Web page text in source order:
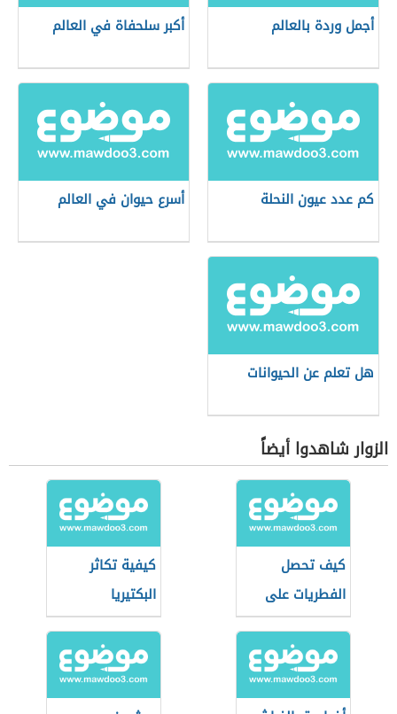
أجمل وردة بالعالم أكبر سلحفاة في العالم
كم عدد عيون النحلة أسرع حيوان في العالم
هل تعلم عن الحيوانات
الزوار شاهدوا أيضاً
كيف تحصل
الفطريات على
غذائها
كيفية تكاثر
البكتيريا